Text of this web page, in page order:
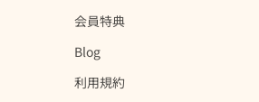
会員特典
Blog
利用規約